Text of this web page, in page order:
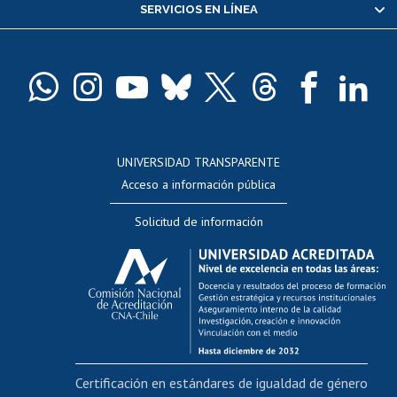
Pago de arancel y crédito alumnos
Docentes
Evaluación docente
Calificación académica
Postulación al AUCAI
Funcionarias/os
Cursos internos de capacitación
Bienestar del personal
Portal de movilidad interna
SERVICIOS EN LÍNEA
UNIVERSIDAD TRANSPARENTE
Acceso a información pública
Solicitud de información
Certificación en estándares de igualdad de género